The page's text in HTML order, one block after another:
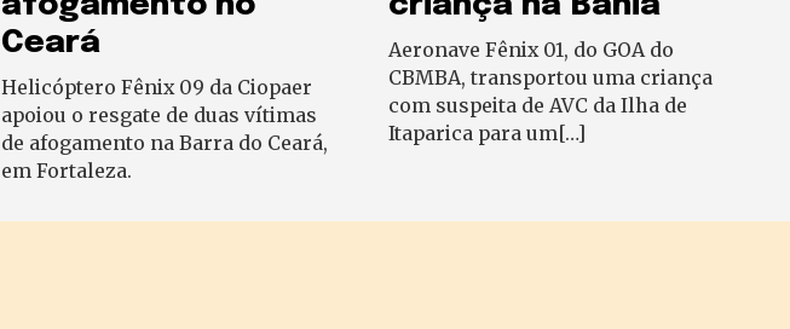
Ceará
Helicóptero Fênix 09 da Ciopaer
apoiou o resgate de duas vítimas
de afogamento na Barra do Ceará,
em Fortaleza.
Aeronave Fênix 01, do GOA do
CBMBA, transportou uma criança
com suspeita de AVC da Ilha de
Itaparica para um[…]